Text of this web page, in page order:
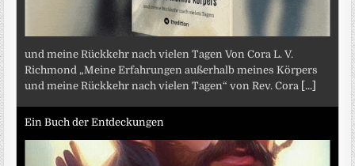
und meine Rückkehr nach vielen Tagen Von Cora L. V.
Richmond „Meine Erfahrungen außerhalb meines Körpers
und meine Rückkehr nach vielen Tagen“ von Rev. Cora
[...]
Ein Buch der Entdeckungen